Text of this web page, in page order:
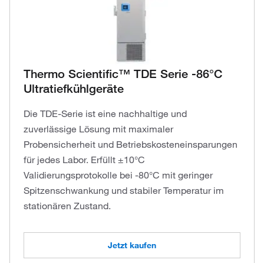
Thermo Scientific™ TDE Serie -86°C
Ultratiefkühlgeräte
Die TDE-Serie ist eine nachhaltige und
zuverlässige Lösung mit maximaler
Probensicherheit und Betriebskosteneinsparungen
für jedes Labor. Erfüllt ±10°C
Validierungsprotokolle bei -80°C mit geringer
Spitzenschwankung und stabiler Temperatur im
stationären Zustand.
Jetzt kaufen